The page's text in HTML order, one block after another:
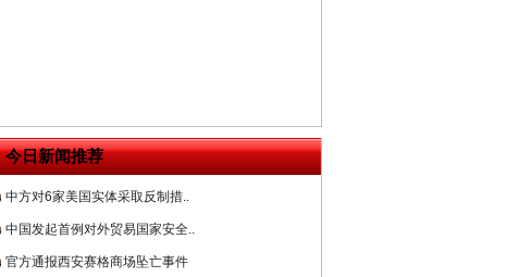
今日新闻推荐
四川省公安厅征集新型黑恶违法..
中方对6家美国实体采取反制措..
中国发起首例对外贸易国家安全..
官方通报西安赛格商场坠亡事件
从“无产可执”到“全额执行”